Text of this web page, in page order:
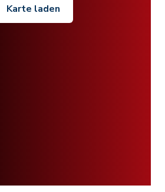
Karte laden